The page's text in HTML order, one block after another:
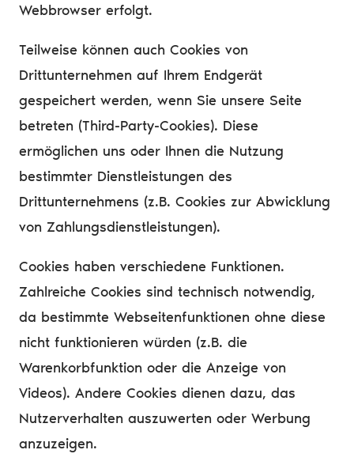
Webbrowser erfolgt.
Teilweise können auch Cookies von
Drittunternehmen auf Ihrem Endgerät
gespeichert werden, wenn Sie unsere Seite
betreten (Third-Party-Cookies). Diese
ermöglichen uns oder Ihnen die Nutzung
bestimmter Dienstleistungen des
Drittunternehmens (z.B. Cookies zur Abwicklung
von Zahlungsdienstleistungen).
Cookies haben verschiedene Funktionen.
Zahlreiche Cookies sind technisch notwendig,
da bestimmte Webseitenfunktionen ohne diese
nicht funktionieren würden (z.B. die
Warenkorbfunktion oder die Anzeige von
Videos). Andere Cookies dienen dazu, das
Nutzerverhalten auszuwerten oder Werbung
anzuzeigen.